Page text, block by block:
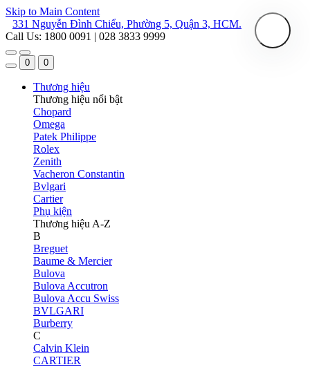
Skip to Main Content
331 Nguyễn Đình Chiểu, Phường 5, Quận 3, HCM.
Call Us: 1800 0091 | 028 3833 9999
0 0
Thương hiệu
Thương hiệu nổi bật
Chopard
Omega
Patek Philippe
Rolex
Zenith
Vacheron Constantin
Bvlgari
Cartier
Phụ kiện
Thương hiệu A-Z
B
Breguet
Baume & Mercier
Bulova
Bulova Accutron
Bulova Accu Swiss
BVLGARI
Burberry
C
Calvin Klein
CARTIER